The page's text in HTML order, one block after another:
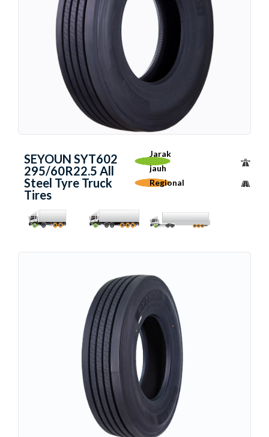
SEYOUN SYT602
295/60R22.5 All
Steel Tyre Truck
Tires
Jarak
jauh
Regional